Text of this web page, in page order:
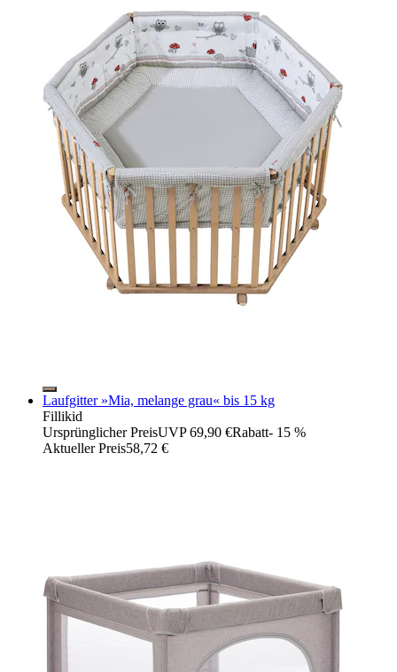
Laufgitter »Mia, melange grau« bis 15 kg
Fillikid
Ursprünglicher PreisUVP 69,90 €Rabatt- 15 %
Aktueller Preis58,72 €